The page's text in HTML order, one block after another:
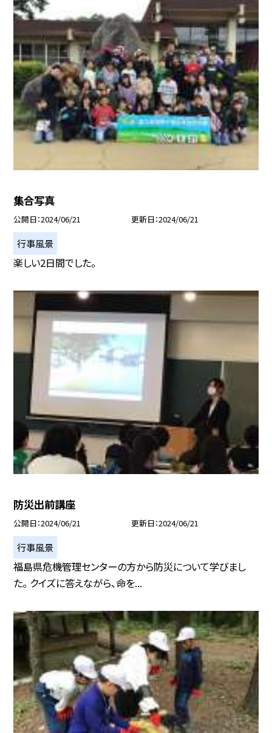
集合写真
公開日 2024/06/21 更新日 2024/06/21
行事風景
楽しい2日間でした。
防災出前講座
公開日 2024/06/21 更新日 2024/06/21
行事風景
福島県危機管理センターの方から防災について学びまし
た。 クイズに答えながら、命を...